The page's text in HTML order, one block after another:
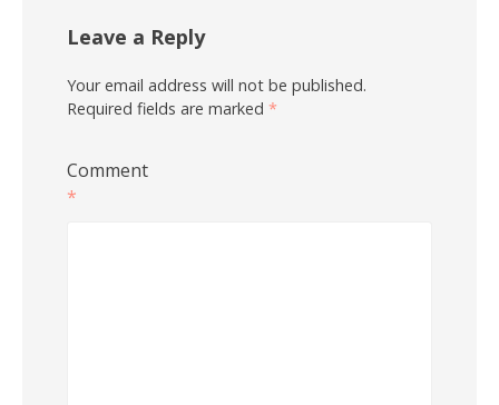
Leave a Reply
Your email address will not be published.
Required fields are marked *
Comment
*